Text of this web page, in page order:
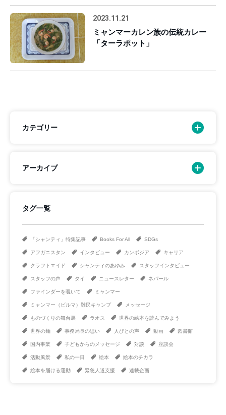
2023.11.21
ミャンマーカレン族の伝統カレー
「ターラポット」
カテゴリー
アーカイブ
タグ一覧
「シャンティ」特集記事 Books For All SDGs
アフガニスタン インタビュー カンボジア キャリア
クラフトエイド シャンティのあゆみ スタッフインタビュー
スタッフの声 タイ ニュースレター ネパール
ファインダーを覗いて ミャンマー
ミャンマー（ビルマ）難民キャンプ メッセージ
ものづくりの舞台裏 ラオス 世界の絵本を読んでみよう
世界の麺 事務局長の思い 人びとの声 動画 図書館
国内事業 子どもからのメッセージ 対談 座談会
活動風景 私の一日 絵本 絵本のチカラ
絵本を届ける運動 緊急人道支援 連載企画